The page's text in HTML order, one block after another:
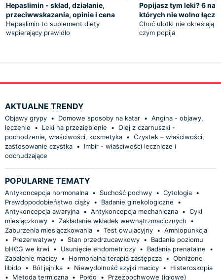
Hepaslimin - skład, działanie,
przeciwwskazania, opinie i cena
Hepaslimin to suplement diety
wspierający prawidło
Popijasz tym leki? 6
których nie wolno
Choć ulotki nie określają
czym popija
AKTUALNE TRENDY
Objawy grypy • Domowe sposoby na katar • Angina - objawy,
leczenie
• Leki na przeziębienie • Olej z czarnuszki -
pochodzenie, właściwości, kosmetyka • Czystek – właściwości,
zastosowanie czystka •
Imbir - właściwości lecznicze i
odchudzające
POPULARNE TEMATY
Antykoncepcja hormonalna • Suchość pochwy • Cytologia •
Prawdopodobieństwo ciąży • Badanie ginekologiczne
•
Antykoncepcja awaryjna • Antykoncepcja mechaniczna • Cykl
miesiączkowy • Zakładanie wkładek wewnątrzmacicznych
•
Zaburzenia miesiączkowania • Test owulacyjny • Amniopunkcja
•
Prezerwatywy • Stan przedrzucawkowy •
Badanie poziomu
bHCG we krwi • Usunięcie endometriozy • Badania prenatalne
•
Zapalenie macicy • Hormonalna terapia zastępcza • Obniżone
libido
• Ból jajnika • Niewydolność szyjki macicy •
Histeroskopia
•
Metoda termiczna • Połóg •
Przezpochwowe (igłowe)